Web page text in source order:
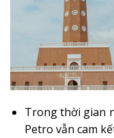
Trong thời gian
Petro vẫn cam